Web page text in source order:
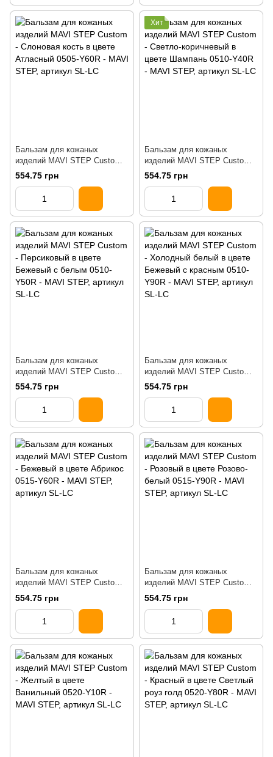
Бальзам для кожаных
изделий MAVI STEP Custom
Атласный 0505-Y60R
554.75 грн
Хит
Бальзам для кожаных
изделий MAVI STEP Custom
Шампань 0510-Y40R
554.75 грн
Бальзам для кожаных
изделий MAVI STEP Custom
Бежевый с белым 0510-Y50R
554.75 грн
Бальзам для кожаных
изделий MAVI STEP Custom
Бежевый с красным 0510-
554.75 грн
Бальзам для кожаных
изделий MAVI STEP Custom
Абрикос 0515-Y60R
554.75 грн
Бальзам для кожаных
изделий MAVI STEP Custom
Розово-белый 0515-Y90R
554.75 грн